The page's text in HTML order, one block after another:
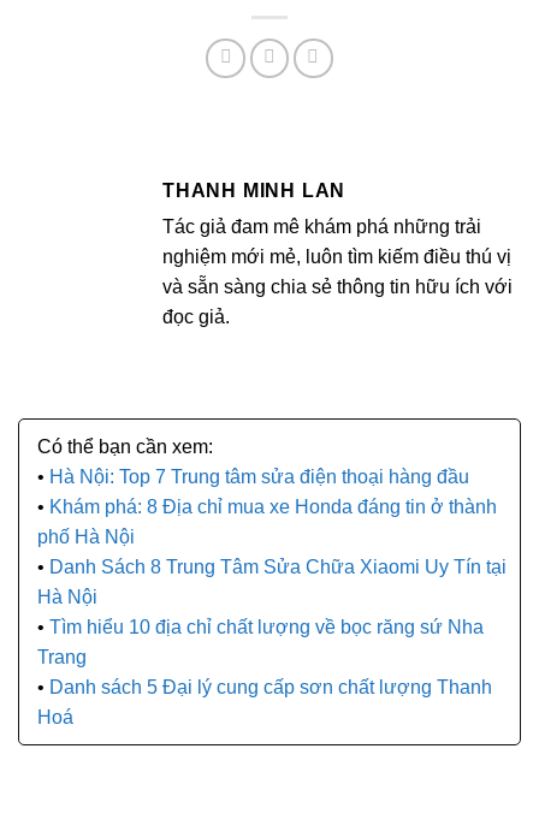
THANH MINH LAN
Tác giả đam mê khám phá những trải
nghiệm mới mẻ, luôn tìm kiếm điều thú vị
và sẵn sàng chia sẻ thông tin hữu ích với
đọc giả.
Hà Nội: Top 7 Trung tâm sửa điện thoại hàng đầu
Khám phá: 8 Địa chỉ mua xe Honda đáng tin ở thành
phố Hà Nội
Danh Sách 8 Trung Tâm Sửa Chữa Xiaomi Uy Tín tại
Hà Nội
Tìm hiểu 10 địa chỉ chất lượng về bọc răng sứ Nha
Trang
Danh sách 5 Đại lý cung cấp sơn chất lượng Thanh
Hoá